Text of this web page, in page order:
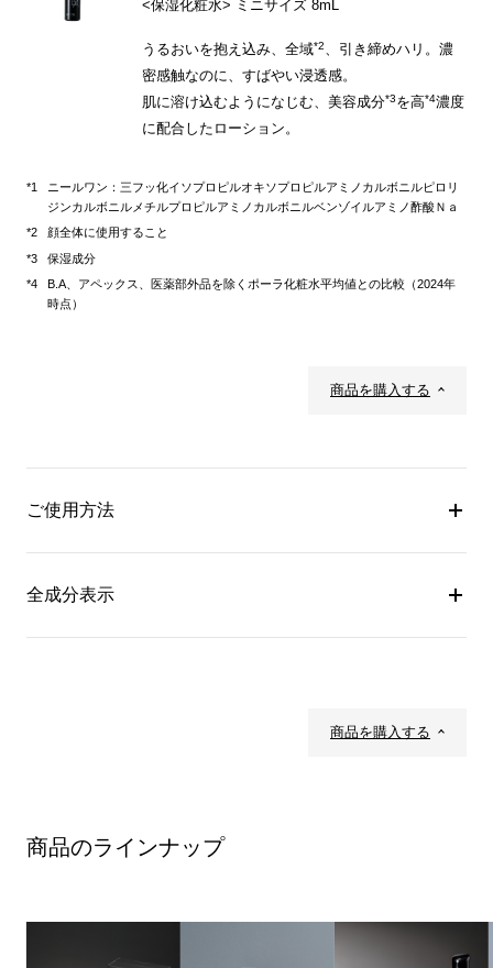
<保湿化粧水> ミニサイズ 8mL
うるおいを抱え込み、全域*2
、引き締めハリ。濃
密感触なのに、すばやい浸透感。
肌に溶け込むようになじむ、美容成分*3を高*4濃度
に配合したローション。
ニールワン：三フッ化イソプロピルオキソプロピルアミノカルボニルピロリ
ジンカルボニルメチルプロピルアミノカルボニルベンゾイルアミノ酢酸Ｎａ
顔全体に使用すること
保湿成分
B.A、アペックス、医薬部外品を除くポーラ化粧水平均値との比較（2024年
時点）
商品を購入する
ご使用方法
全成分表示
商品を購入する
商品のラインナップ